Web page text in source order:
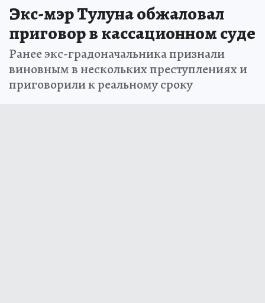
Экс-мэр Тулуна обжаловал
приговор в кассационном суде
Ранее экс-градоначальника признали
виновным в нескольких преступлениях и
приговорили к реальному сроку